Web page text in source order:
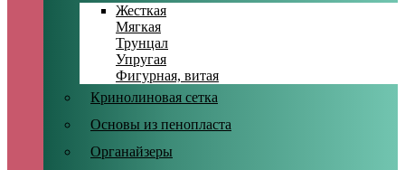
Жесткая
Мягкая
Трунцал
Упругая
Фигурная, витая
Кринолиновая сетка
Основы из пенопласта
Органайзеры